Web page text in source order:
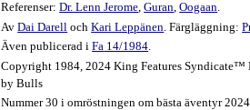
Referenser:Dr. Lenn Jerome,Guran,Oogaan.
AvDai Darell ochKari Leppänen . Färgläggning:
Även publicerad iFa 14​/1984.
Copyright 1984, 2024 King Features Syndicate™
by Bulls
Nummer 30 i omröstningen om bästa äventyr